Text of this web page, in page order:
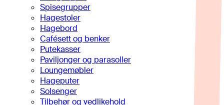
Spisegrupper
Hagestoler
Hagebord
Cafésett og benker
Putekasser
Paviljonger og parasoller
Loungemøbler
Hageputer
Solsenger
Tilbehør og vedlikehold